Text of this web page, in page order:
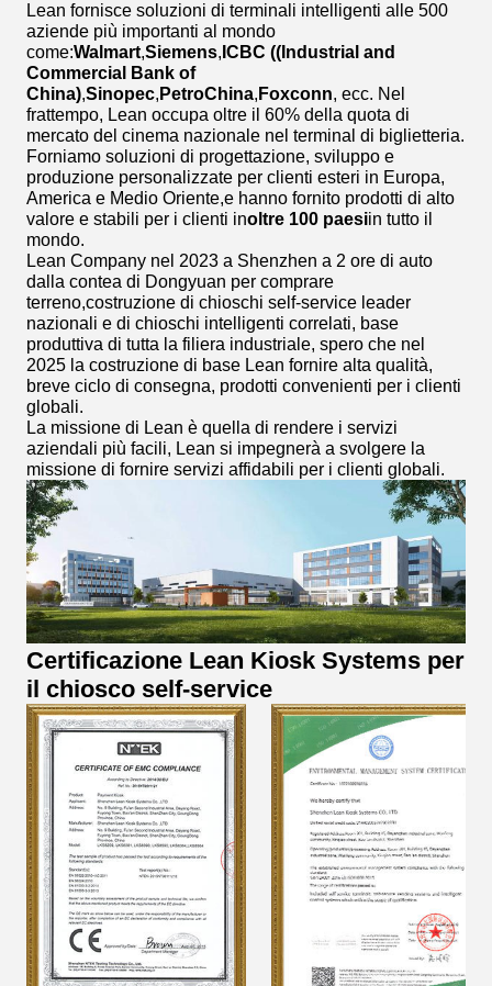
Lean fornisce soluzioni di terminali intelligenti alle 500
aziende più importanti al mondo
come:Walmart,Siemens, ICBC ((Industrial and
Commercial Bank of
China),Sinopec, PetroChina, Foxconn, ecc. Nel
frattempo, Lean occupa oltre il 60% della quota di
mercato del cinema nazionale nel terminal di biglietteria.
Forniamo soluzioni di progettazione, sviluppo e
produzione personalizzate per clienti esteri in Europa,
America e Medio Oriente,e hanno fornito prodotti di alto
valore e stabili per i clienti inoltre 100 paesiin tutto il
mondo.
Lean Company nel 2023 a Shenzhen a 2 ore di auto
dalla contea di Dongyuan per comprare
terreno,costruzione di chioschi self-service leader
nazionali e di chioschi intelligenti correlati, base
produttiva di tutta la filiera industriale, spero che nel
2025 la costruzione di base Lean fornire alta qualità,
breve ciclo di consegna, prodotti convenienti per i clienti
globali.
La missione di Lean è quella di rendere i servizi
aziendali più facili, Lean si impegnerà a svolgere la
missione di fornire servizi affidabili per i clienti globali.
Certificazione Lean Kiosk Systems per
il chiosco self-service